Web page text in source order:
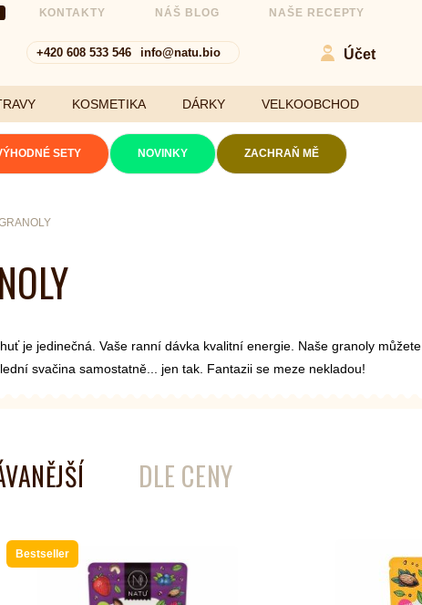
KONTAKTY NÁŠ BLOG NAŠE RECEPTY
+420 608 533 546 info@natu.bio Účet
a vločky
Bezlepkové tyčinky
nádobí
KOSMETIKA DÁRKY VELKOOBCHOD
SETY NOVINKY ZACHRAŇ MĚ
je jedinečná. Vaše ranní dávka kvalitní energie. Naše granoly můžete
svačina samostatně... jen tak. Fantazii se meze nekladou!
DLE CENY
Bestseller